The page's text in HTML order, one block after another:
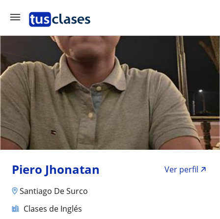
Piero Jhonatan
Ver perfil
Santiago De Surco
Clases de Inglés